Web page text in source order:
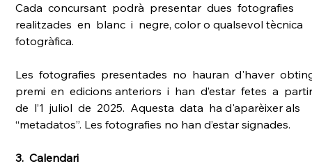
Cada  concursant  podrà  presentar  dues  fotografies
realitzades  en  blanc  i  negre, color o qualsevol tècnica
fotogràfica.
Les  fotografies  presentades  no  hauran  d'haver
premi  en  edicions anteriors  i  han  d’estar  fetes  a
de  l’1  juliol  de  2025.  Aquesta  data  ha d'aparèixer als
“metadatos”. Les fotografies no han d’estar signades.
3.  Calendari